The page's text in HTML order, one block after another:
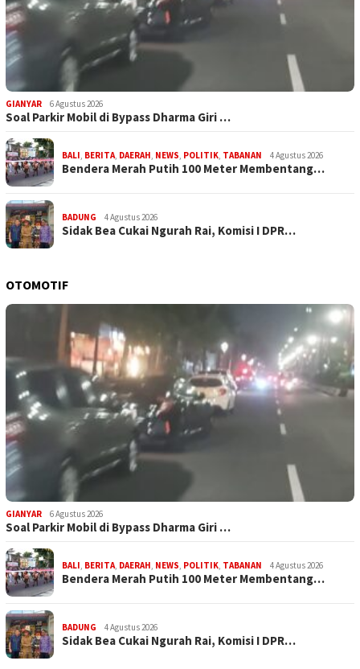
GIANYAR 6 Agustus 2026
Soal Parkir Mobil di Bypass Dharma Giri …
BALI, BERITA, DAERAH, NEWS, POLITIK, TABANAN 4 Agustus 2026
Bendera Merah Putih 100 Meter Membentang…
BADUNG 4 Agustus 2026
Sidak Bea Cukai Ngurah Rai, Komisi I DPR…
OTOMOTIF
GIANYAR 6 Agustus 2026
Soal Parkir Mobil di Bypass Dharma Giri …
BALI, BERITA, DAERAH, NEWS, POLITIK, TABANAN 4 Agustus 2026
Bendera Merah Putih 100 Meter Membentang…
BADUNG 4 Agustus 2026
Sidak Bea Cukai Ngurah Rai, Komisi I DPR…